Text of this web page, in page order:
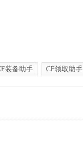
装备助手 CF领取助手